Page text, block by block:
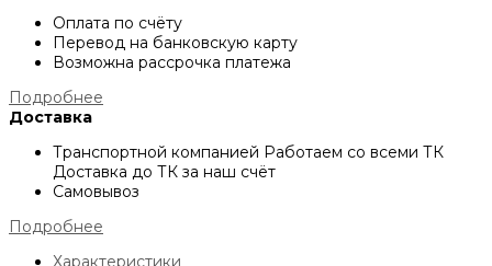
Оплата по счёту
Перевод на банковскую карту
Возможна рассрочка платежа
Подробнее
Доставка
Транспортной компанией Работаем со всеми ТК
Доставка до ТК за наш счёт
Самовывоз
Подробнее
Характеристики